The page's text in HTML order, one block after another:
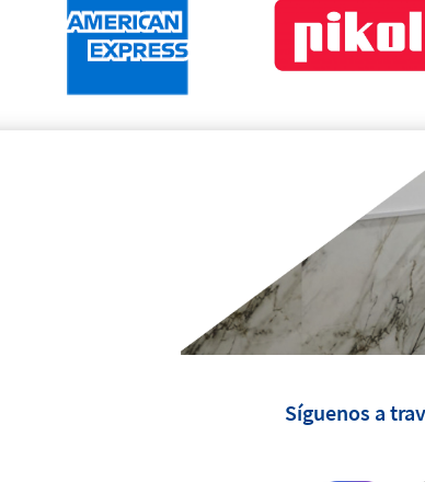
Síguenos a